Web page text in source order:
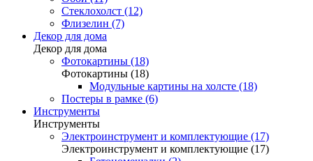
Стеклохолст (12)
Флизелин (7)
Декор для дома
Декор для дома
Фотокартины (18)
Фотокартины (18)
Модульные картины на холсте (18)
Постеры в рамке (6)
Инструменты
Инструменты
Электроинструмент и комплектующие (17)
Электроинструмент и комплектующие (17)